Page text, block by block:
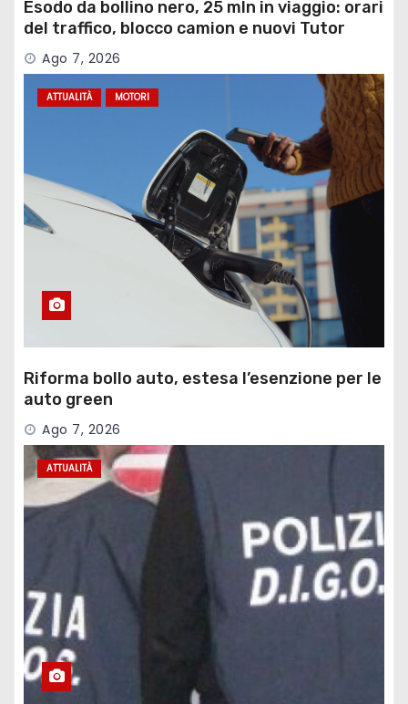
Esodo da bollino nero, 25 mln in viaggio: orari
del traffico, blocco camion e nuovi Tutor
Ago 7, 2026
ATTUALITÀ MOTORI
Riforma bollo auto, estesa l’esenzione per le
auto green
Ago 7, 2026
ATTUALITÀ